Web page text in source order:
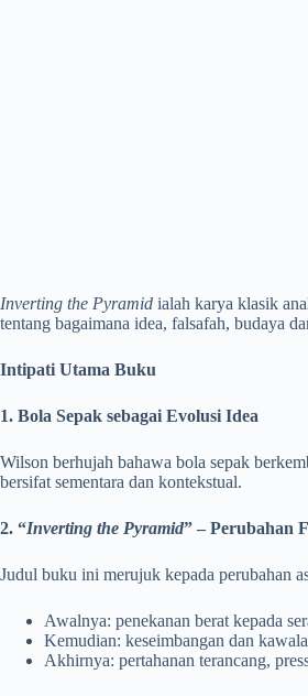
Inverting the Pyramid ialah karya klasik
tentang bagaimana idea, falsafah, budaya
Intipati Utama Buku
1. Bola Sepak sebagai Evolusi Idea
Wilson berhujah bahawa bola sepak
bersifat sementara dan kontekstual.
2. “Inverting the Pyramid” – Perubahan
Judul buku ini merujuk kepada perubahan
Awalnya: penekanan berat kepada
Kemudian: keseimbangan dan
Akhirnya: pertahanan terancang,